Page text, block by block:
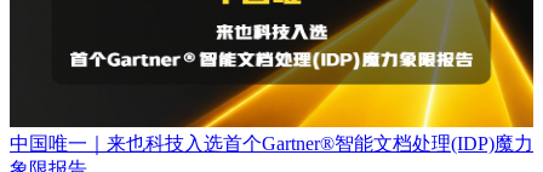
中国唯一｜来也科技入选首个Gartner®智能文档处理(IDP)魔力